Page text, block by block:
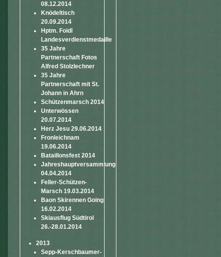
08.12.2014
Knödeltisch
20.09.2014
Hptm. Foidl
Landesverdienstmedaille
35 Jahre
Partnerschaft Fotos
Alfred Stolzlechner
35 Jahre
Partnerschaft mit St.
Johann in Ahrn
Schützenmarsch 2014
Unterwössen
20.07.2014
Herz Jesu 29.06.2014
Fronleichnam
19.06.2014
Bataillonsfest 2014
Jahreshauptversammlung
04.04.2014
Feller-Schützen-
Marsch 19.03.2014
Baon Skirennen Going
16.02.2014
Skiausflug Südtirol
26.-28.01.2014
2013
Sepp-Kerschbaumer-